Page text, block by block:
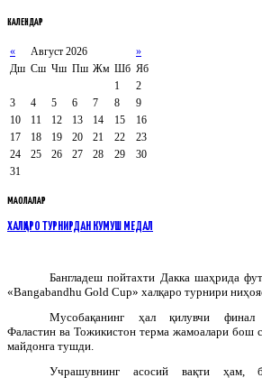
КАЛЕНДАР
« Август 2026
»
Дш Сш Чш Пш Жм Шб Яб
1
2
3
4 5 6 7 8
9
10
11 12 13 14 15
16
17
18 19 20 21 22
23
24
25 26 27 28 29
30
31
МАҚОЛАЛАР
ХАЛҚАРО ТУРНИРДАН КУМУШ МЕДАЛ
Бангладеш пойтахти Дакка шаҳрида
«Bangabandhu Gold Cup» халқаро турнири
Мусобақанинг ҳал қилувчи финал
Фаластин ва Тожикистон терма жамоалари бош
майдонга тушди.
Учрашувнинг асосий вақти ҳам,